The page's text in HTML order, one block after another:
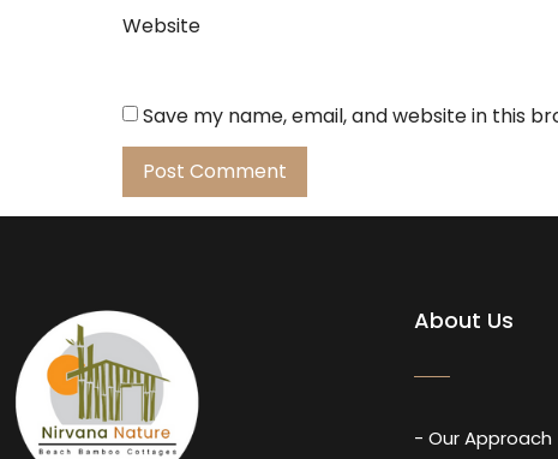
Website
Save my name, email, and website in this
About Us
- Our Approach